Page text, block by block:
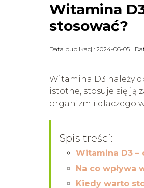
Witamina
stosować?
Data publikacji: 2024-06-05
Witamina D3 należy
istotne, stosuje się ją
organizm i dlaczego
Spis treści:
Witamina D3
Na co wpływa
Kiedy warto